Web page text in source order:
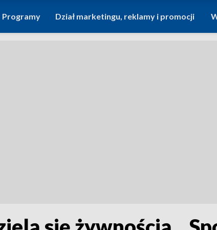
Programy Dział marketingu, reklamy i promocji